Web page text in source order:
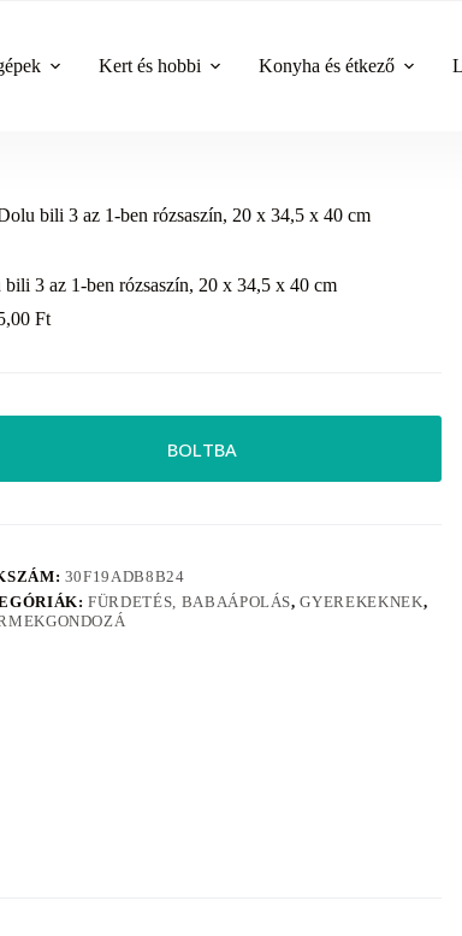
Kert és hobbi Konyha és étkező
bili 3 az 1-ben rózsaszín, 20 x 34,5 x 40 cm
3 az 1-ben rózsaszín, 20 x 34,5 x 40 cm
Ft
BOLTBA
30F19ADB8B24
FÜRDETÉS, BABAÁPOLÁS,GYEREKEKNEK,